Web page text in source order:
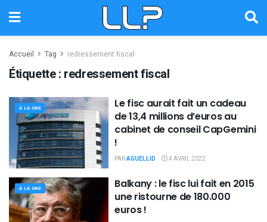
Accueil Tag redressement fiscal
Étiquette : redressement fiscal
À LA UNE
Le fisc aurait fait un cadeau
de 13,4 millions d’euros au
cabinet de conseil CapGemini
!
PARAGUELLID 4 AVRIL 2022
À LA UNE
Balkany : le fisc lui fait en 2015
une ristourne de 180.000
euros !